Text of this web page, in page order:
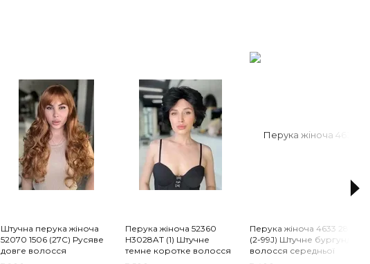
Штучна перука жіноча
52070 1506 (27С) Русяве
довге волосся
Перука жіноча 52360
H3028AT (1) Штучне
темне коротке волосся
Перука жіноча 4633 2865
(2-99J) Штучне бургунді
волосся середньої
довжини